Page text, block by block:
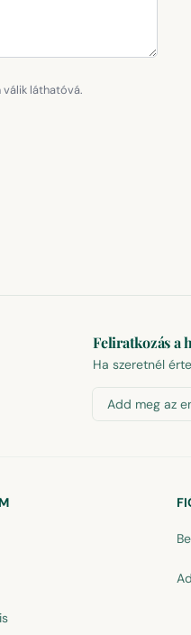
válik láthatóvá.
Feliratkozás a
Ha szeretnél
Add meg az